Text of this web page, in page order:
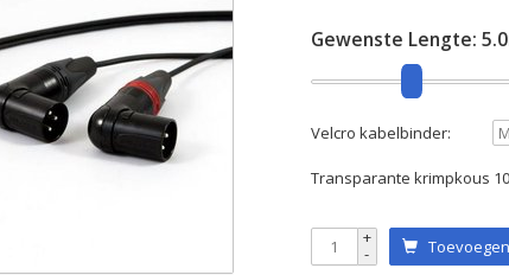
Gewenste Lengte:
Velcro kabelbinder:
Transparante krimpkous
+
- Toevoegen